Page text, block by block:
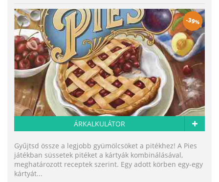
-39%
ÁRKALKULÁTOR
Gyűjtsd össze a legjobb gyümölcsöket a pitékhez! A Pies
játékban süssetek pitéket a kártyák kombinálásával,
meghatározott receptek szerint. Egy adott körben egy-egy
kártyát...